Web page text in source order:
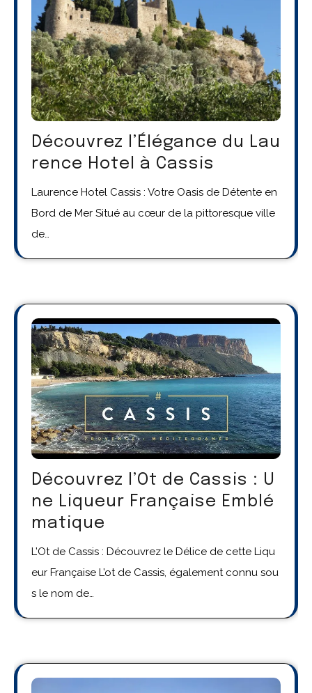
Découvrez l’Élégance du Lau
rence Hotel à Cassis
Laurence Hotel Cassis : Votre Oasis de Détente en
Bord de Mer Situé au cœur de la pittoresque ville
de…
Découvrez l’Ot de Cassis : U
ne Liqueur Française Emblé
matique
L’Ot de Cassis : Découvrez le Délice de cette Liqu
eur Française L’ot de Cassis, également connu sou
s le nom de…